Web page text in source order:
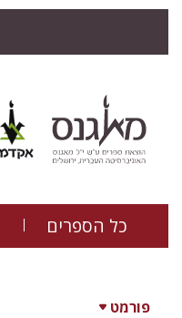
כל הספרים
פורמט